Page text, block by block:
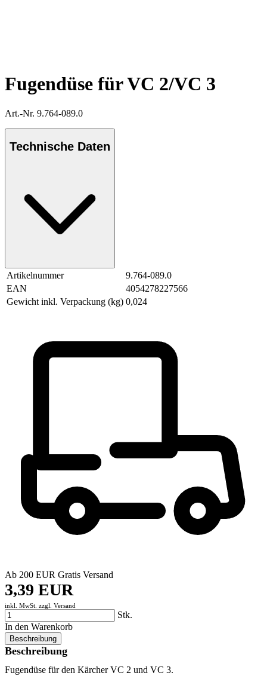
Fugendüse für VC 2/VC 3
Art.-Nr. 9.764-089.0
Technische Daten
Artikelnummer
9.764-089.0
EAN
4054278227566
Gewicht inkl. Verpackung (kg) 0,024
Ab 200 EUR Gratis Versand
3,39 EUR
inkl. MwSt. zzgl. Versand
Stk.
In den Warenkorb
Beschreibung
Beschreibung
Fugendüse für den Kärcher VC 2 und VC 3.